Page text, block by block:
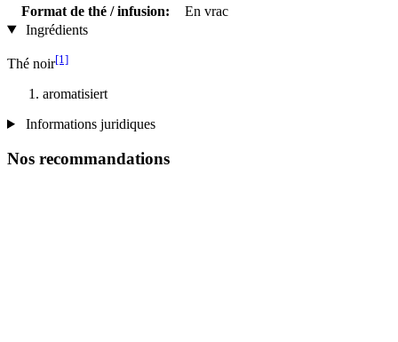
Format de thé / infusion:
En vrac
Ingrédients
Thé noir[1]
aromatisiert
Informations juridiques
Nos recommandations